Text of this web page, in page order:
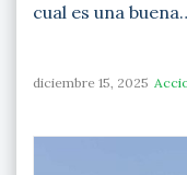
cual es una
diciembre 15, 2025